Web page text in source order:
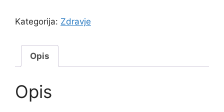
Kategorija: Zdravje
Opis
Opis